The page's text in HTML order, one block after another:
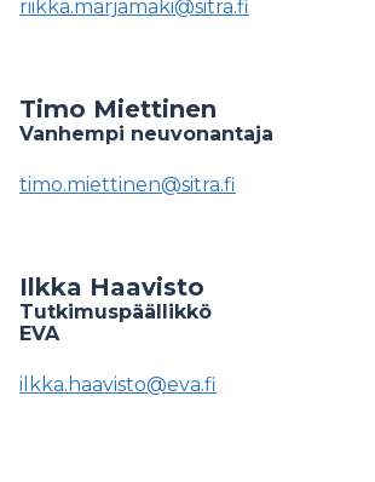
riikka.marjamaki@sitra.fi
Timo Miettinen
Vanhempi neuvonantaja
timo.miettinen@sitra.fi
Ilkka Haavisto
Tutkimuspäällikkö
EVA
ilkka.haavisto@eva.fi